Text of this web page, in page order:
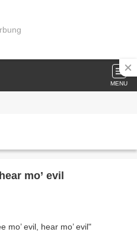
MENU
mo’ evil